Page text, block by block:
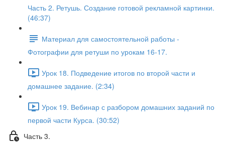
Часть 2. Ретушь. Создание готовой рекламной картинки.
(46:37)
Материал для самостоятельной работы -
Фотографии для ретуши по урокам 16-17.
Урок 18. Подведение итогов по второй части и
домашнее задание. (2:34)
Урок 19. Вебинар с разбором домашних заданий по
первой части Курса. (30:52)
Часть 3.